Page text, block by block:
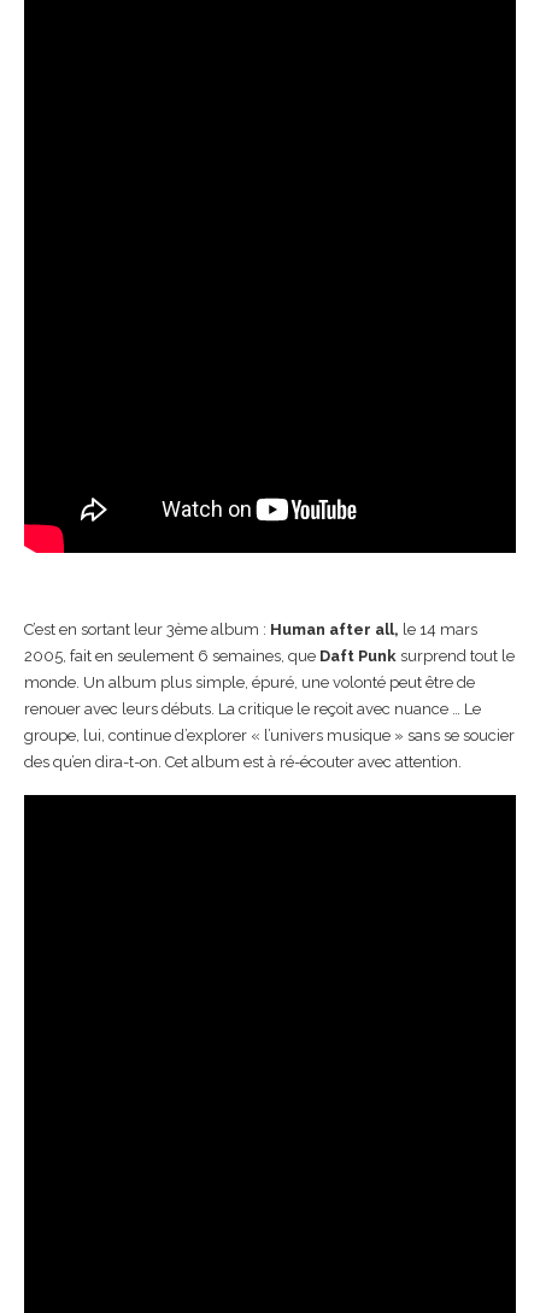
C’est en sortant leur 3ème album : Human after all, le 14 mars
2005, fait en seulement 6 semaines, que Daft Punk surprend tout le
monde. Un album plus simple, épuré, une volonté peut être de
renouer avec leurs débuts. La critique le reçoit avec nuance … Le
groupe, lui, continue d’explorer « l’univers musique » sans se soucier
des qu’en dira-t-on. Cet album est à ré-écouter avec attention.